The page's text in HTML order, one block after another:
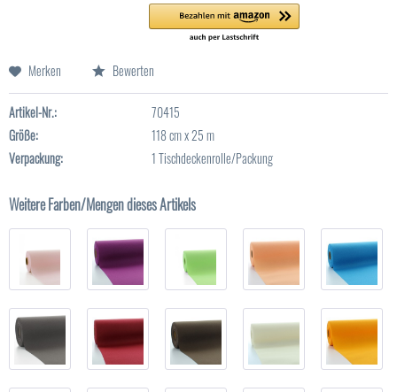
Merken Bewerten
Artikel-Nr.:
70415
Größe:
118 cm x 25 m
Verpackung:
1 Tischdeckenrolle/Packung
Weitere Farben/Mengen dieses Artikels